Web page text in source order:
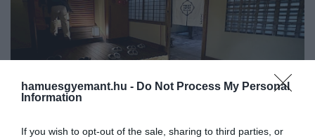
hamuesgyemant.hu - Do Not Process My Personal
Information
If you wish to opt-out of the sale, sharing to third parties, or